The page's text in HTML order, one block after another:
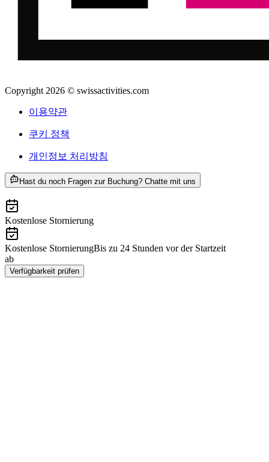
Copyright 2026 © swissactivities.com
이용약관
쿠키 정책
개인정보 처리방침
Hast du noch Fragen zur Buchung? Chatte mit uns
Kostenlose Stornierung
Kostenlose StornierungBis zu 24 Stunden vor der Startzeit
ab
Verfügbarkeit prüfen